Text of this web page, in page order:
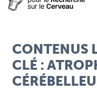
CONTENUS
CLÉ :